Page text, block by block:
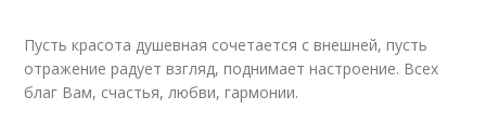
Пусть красота душевная сочетается с внешней, пусть
отражение радует взгляд, поднимает настроение. Всех
благ Вам, счастья, любви, гармонии.